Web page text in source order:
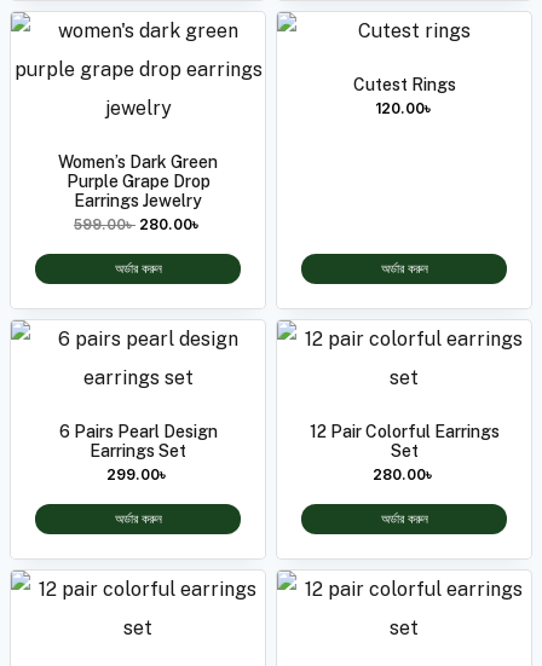
Women’s Dark Green
Purple Grape Drop
Earrings Jewelry
599.00৳ 280.00৳
অর্ডার করুন
Cutest Rings
120.00৳
অর্ডার করুন
6 Pairs Pearl Design
Earrings Set
299.00৳
অর্ডার করুন
12 Pair Colorful Earrings
Set
280.00৳
অর্ডার করুন